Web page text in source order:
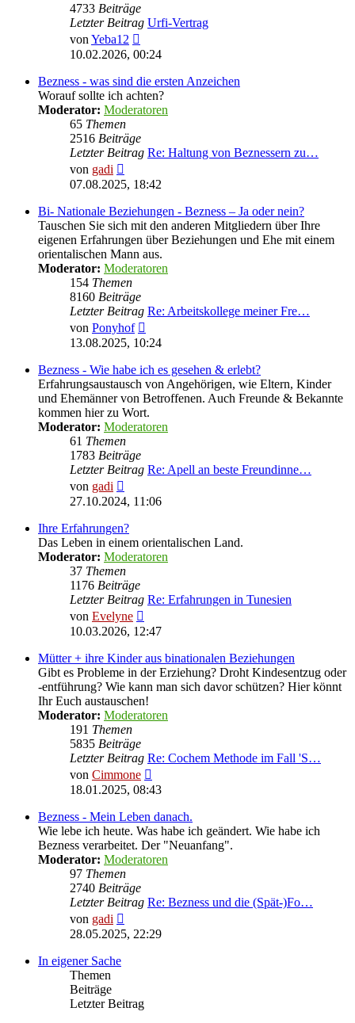
4733 Beiträge
Letzter Beitrag Urfi-Vertrag
von Yeba12
Beitrag
10.02.2026, 00:24
Bezness - was sind die ersten Anzeichen
Worauf sollte ich achten?
Moderator: Moderatoren
65 Themen
2516 Beiträge
Letzter Beitrag Re: Haltung von Beznessern zu…
von gadi
Beitrag
07.08.2025, 18:42
Bi- Nationale Beziehungen - Bezness – Ja oder nein?
Tauschen Sie sich mit den anderen Mitgliedern über Ihre
eigenen Erfahrungen über Beziehungen und Ehe mit einem
orientalischen Mann aus.
Moderator: Moderatoren
154 Themen
8160 Beiträge
Letzter Beitrag Re: Arbeitskollege meiner Fre…
von Ponyhof
Beitrag
13.08.2025, 10:24
Bezness - Wie habe ich es gesehen & erlebt?
Erfahrungsaustausch von Angehörigen, wie Eltern, Kinder
und Ehemänner von Betroffenen. Auch Freunde & Bekannte
kommen hier zu Wort.
Moderator: Moderatoren
61 Themen
1783 Beiträge
Letzter Beitrag Re: Apell an beste Freundinne…
von gadi
Beitrag
27.10.2024, 11:06
Ihre Erfahrungen?
Das Leben in einem orientalischen Land.
Moderator: Moderatoren
37 Themen
1176 Beiträge
Letzter Beitrag Re: Erfahrungen in Tunesien
von Evelyne
Beitrag
10.03.2026, 12:47
Mütter + ihre Kinder aus binationalen Beziehungen
Gibt es Probleme in der Erziehung? Droht Kindesentzug oder
-entführung? Wie kann man sich davor schützen? Hier könnt
Ihr Euch austauschen!
Moderator: Moderatoren
191 Themen
5835 Beiträge
Letzter Beitrag Re: Cochem Methode im Fall 'S…
von Cimmone
Beitrag
18.01.2025, 08:43
Bezness - Mein Leben danach.
Wie lebe ich heute. Was habe ich geändert. Wie habe ich
Bezness verarbeitet. Der "Neuanfang".
Moderator: Moderatoren
97 Themen
2740 Beiträge
Letzter Beitrag Re: Bezness und die (Spät-)Fo…
von gadi
Beitrag
28.05.2025, 22:29
In eigener Sache
Themen
Beiträge
Letzter Beitrag